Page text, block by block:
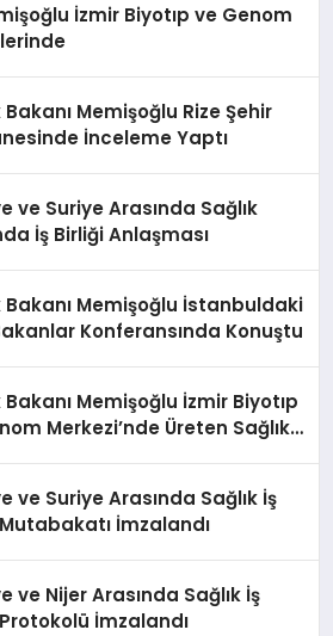
İzmir Biyotıp ve Genom
Bakanı Memişoğlu Rize Şehir
İnceleme Yaptı
ve Suriye Arasında Sağlık
İş Birliği Anlaşması
Bakanı Memişoğlu İstanbuldaki
Konferansında Konuştu
Bakanı Memişoğlu İzmir Biyotıp
Merkezi’nde Üreten Sağlık
ve Suriye Arasında Sağlık İş
İmzalandı
ve Nijer Arasında Sağlık İş
İmzalandı